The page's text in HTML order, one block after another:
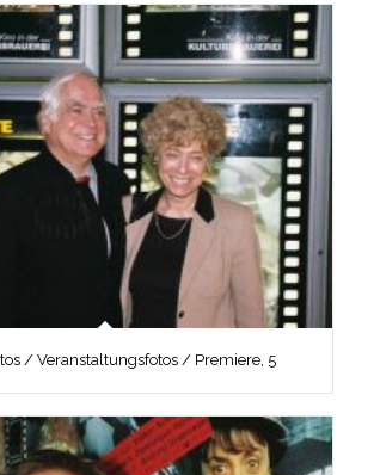
/ Veranstaltungsfotos / Premiere, 5